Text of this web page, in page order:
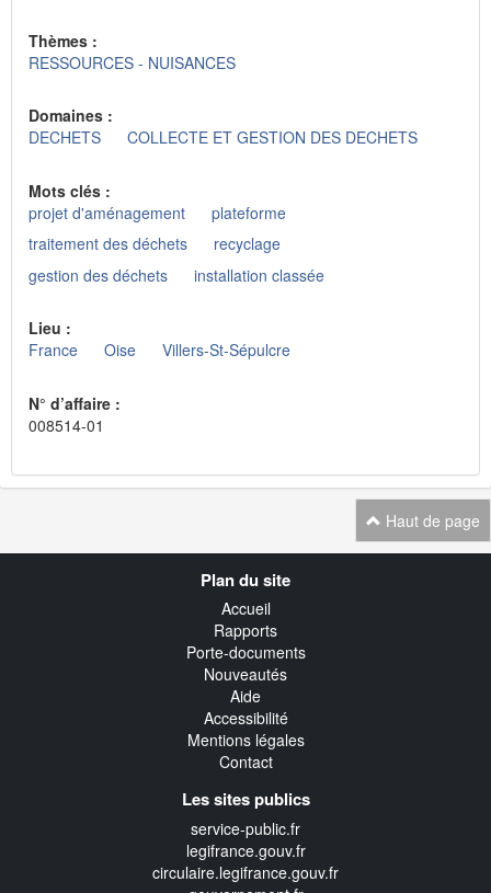
Thèmes :
RESSOURCES - NUISANCES
Domaines :
DECHETS
COLLECTE ET GESTION DES DECHETS
Mots clés :
projet d'aménagement
plateforme
traitement des déchets
recyclage
gestion des déchets
installation classée
Lieu :
France
Oise Villers-St-Sépulcre
N° d’affaire :
008514-01
Haut de page
Plan du site
Accueil
Rapports
Porte-documents
Nouveautés
Aide
Accessibilité
Mentions légales
Contact
Les sites publics
service-public.fr
legifrance.gouv.fr
circulaire.legifrance.gouv.fr